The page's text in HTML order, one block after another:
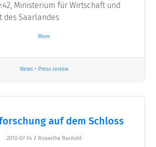
Ministerium für Wirtschaft und
des Saarlandes
More
News• Press review
auf dem Schloss
2010-07-14 / Roswitha Bardohl